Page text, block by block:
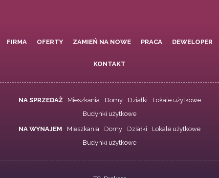
FIRMA OFERTY ZAMIEŃ NA NOWE PRACA DEWELOPER
KONTAKT
NA SPRZEDAŻ Mieszkania Domy Działki
Lokale użytkowe
Budynki użytkowe
NA WYNAJEM Mieszkania Domy Działki
Lokale użytkowe
Budynki użytkowe